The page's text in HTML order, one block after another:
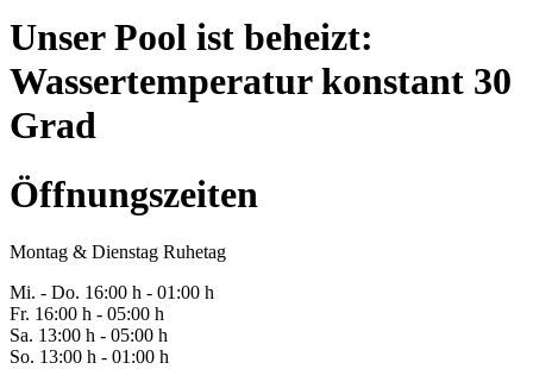
Unser Pool ist beheizt:
Wassertemperatur konstant 30
Grad
Öffnungszeiten
Montag & Dienstag Ruhetag
Mi. - Do. 16:00 h - 01:00 h
Fr. 16:00 h - 05:00 h
Sa. 13:00 h - 05:00 h
So. 13:00 h - 01:00 h